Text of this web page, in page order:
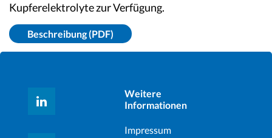
Kupferelektrolyte zur Verfügung.
Beschreibung (PDF)
Weitere
Informationen
Impressum